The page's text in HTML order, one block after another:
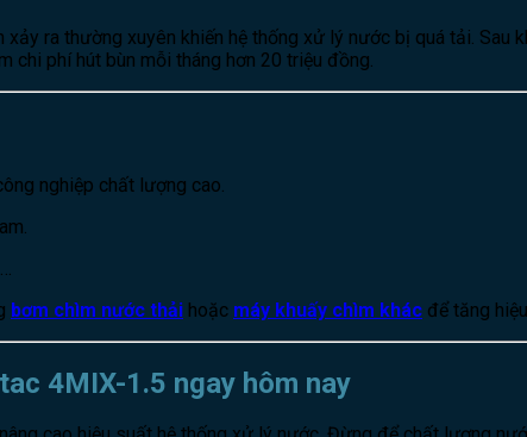
ra thường xuyên khiến hệ thống xử lý nước bị quá tải.
chi phí hút bùn mỗi tháng hơn 20 triệu đồng.
nghiệp chất lượng cao.
bơm chìm nước thải hoặc máy khuấy chìm khác để tăng
4MIX-1.5 ngay hôm nay